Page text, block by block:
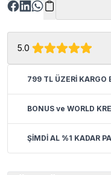
5.0
799 TL ÜZERİ KARGO
BONUS ve WORLD
ŞİMDİ AL %1 KADAR